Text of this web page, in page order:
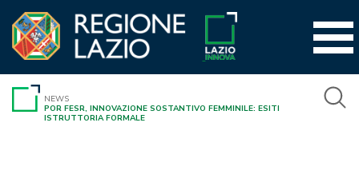
contenuto
NEWS
POR FESR, INNOVAZIONE SOSTANTIVO FEMMINILE: ESITI
ISTRUTTORIA FORMALE